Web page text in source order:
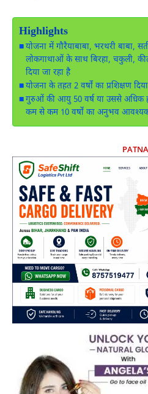
Highlights
योजना में गौरैयाबाबा, भरथरी बाबा,
लोकगाथाओं के साथ बिरहा, चकुली,
दिया जा रहा है
योजना के तहत 2 वर्षों का प्रशिक्षण
गुरुओं की आयु 50 वर्ष या उससे अधिक
कम से कम 10 वर्षों का अनुभव
PATNA